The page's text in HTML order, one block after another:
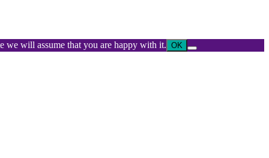
we will assume that you are happy with it. OK